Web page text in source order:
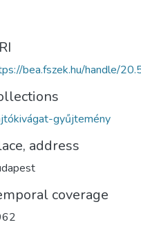
bea.fszek.hu/handle/
gyűjtemény
address
coverage